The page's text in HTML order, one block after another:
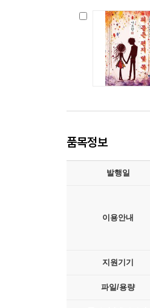
품목정보
발행일
이용안내
지원기기
파일/용량